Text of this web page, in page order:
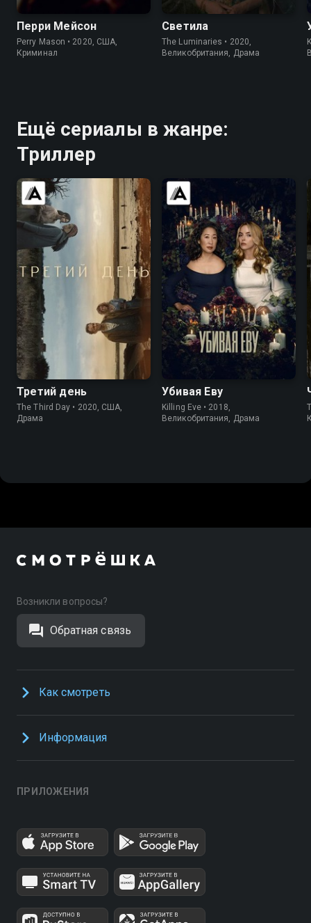
Перри Мейсон
Perry Mason • 2020, США,
Криминал
Светила
The Luminaries • 2020,
Великобритания, Драма
Ещё сериалы в жанре:
Триллер
6.2
Третий день
The Third Day • 2020, США,
Драма
7.7 8.1
Убивая Еву
Killing Eve • 2018,
Великобритания, Драма
Возникли вопросы?
Обратная связь
Как смотреть
Информация
ПРИЛОЖЕНИЯ